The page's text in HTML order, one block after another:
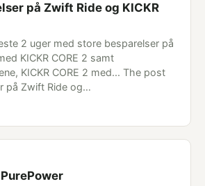
på Zwift Ride og KICKR
2 uger med store besparelser på
KICKR CORE 2 samt
KICKR CORE 2 med... The post
på Zwift Ride og…